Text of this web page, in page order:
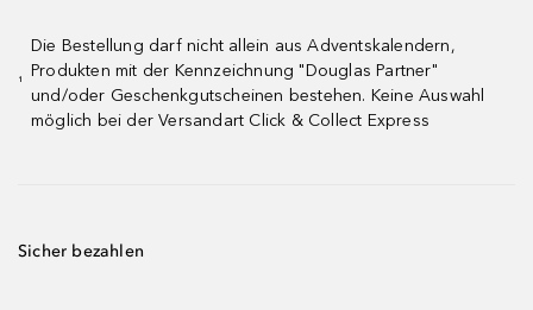
¹
Die Bestellung darf nicht allein aus Adventskalendern,
Produkten mit der Kennzeichnung "Douglas Partner"
und/oder Geschenkgutscheinen bestehen. Keine Auswahl
möglich bei der Versandart Click & Collect Express
Sicher bezahlen